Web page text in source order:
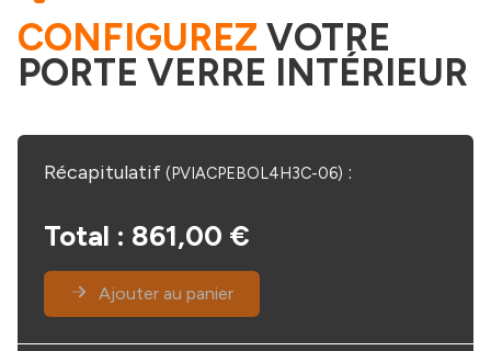
CONFIGUREZ VOTRE
PORTE VERRE INTÉRIEUR
Récapitulatif (PVIACPEBOL4H3C-06) :
Total : 861,00 €
Ajouter au panier